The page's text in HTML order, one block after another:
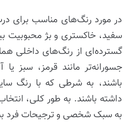
در مورد رنگ‌های مناسب برای
سفید، خاکستری و بژ محبوبیت
گسترده‌ای از رنگ‌های داخلی
جسورانه‌تر مانند قرمز، سبز یا
باشند، به شرطی که با رنگ
داشته باشند. به طور کلی،
به سبک شخصی و ترجیحات فرد